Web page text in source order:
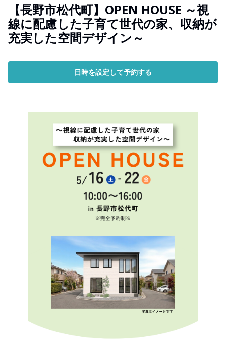
【長野市松代町】OPEN HOUSE ～視
線に配慮した子育て世代の家、収納が
充実した空間デザイン～
日時を設定して予約する